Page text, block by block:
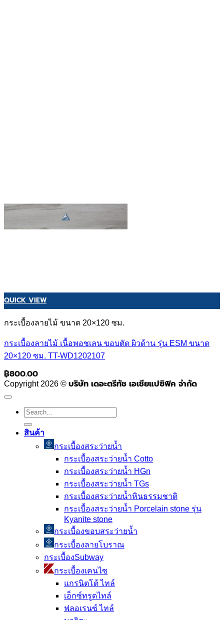
QUICK VIEW
กระเบื้องลายไม้ ขนาด 20×120 ซม.
กระเบื้องลายไม้ เนื้อพอชเลน ขอบตัด ผิวด้าน รุ่น ESM ขนาด
20×120 ซม. TT-WD1202107
฿800.00
Copyright 2026 © บริษัท เดอะตรีทัช เอเชียแปซิฟิค จำกัด
Search
for:
สินค้า
กระเบื้องสระว่ายนํ้า
กระเบื้องสระว่ายน้ำ Cotto
กระเบื้องสระว่ายน้ำ HGn
กระเบื้องสระว่ายน้ำ TGs
กระเบื้องสระว่ายน้ำหินธรรมชาติ
กระเบื้องสระว่ายนํ้า Porcelain stone รุ่น
Kyanite stone
กระเบื้องขอบสระว่ายน้ำ
กระเบื้องลายโบราณ
กระเบื้องSubway
กระเบื้องเคนไซ
แกรนิตโต้ ไทล์
เอ็กซ์ทรูดไทล์
ฟลอเรนซ์ ไทล์